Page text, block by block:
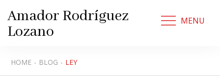
content
Amador Rodríguez
Lozano
MENU
HOME BLOG LEY